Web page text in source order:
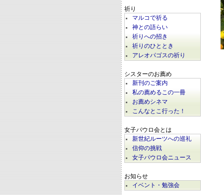
祈り
マルコで祈る
神との語らい
祈りへの招き
祈りのひととき
アレオパゴスの祈り
シスターのお薦め
新刊のご案内
私の薦めるこの一冊
お薦めシネマ
こんなとこ行った！
女子パウロ会とは
新世紀ルーツへの巡礼
信仰の挑戦
女子パウロ会ニュース
お知らせ
イベント・勉強会